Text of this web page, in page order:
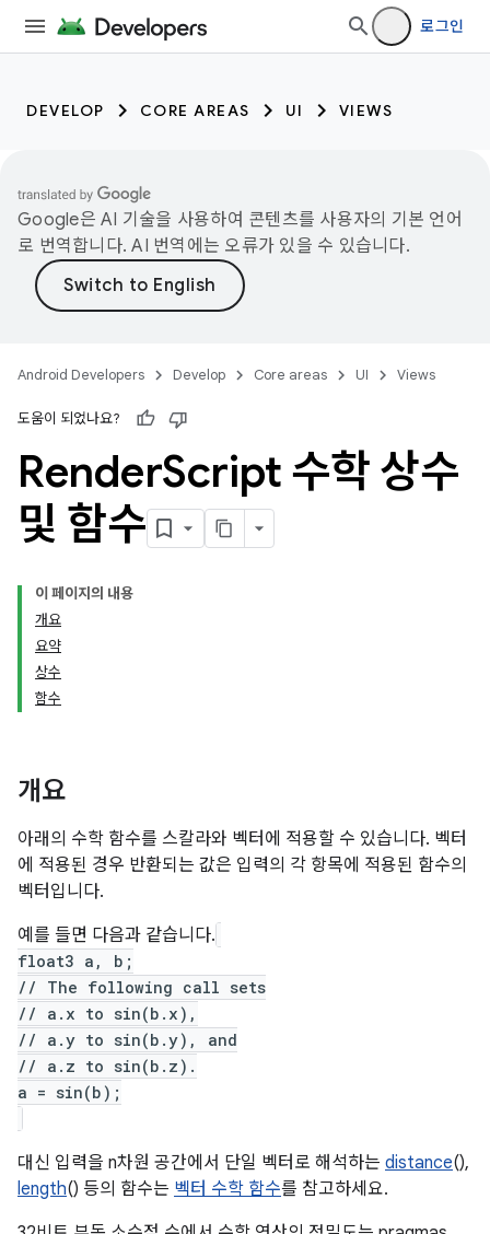
로그인
DEVELOP CORE AREAS UI VIEWS
Google은 AI 기술을 사용하여 콘텐츠를 사용자의 기본 언어
로 번역합니다. AI 번역에는 오류가 있을 수 있습니다.
Android Developers Develop Core areas UI Views
도움이 되었나요?
RenderScript 수학 상수
및 함수
이 페이지의 내용
개요
요약
상수
함수
개요
아래의 수학 함수를 스칼라와 벡터에 적용할 수 있습니다. 벡터
에 적용된 경우 반환되는 값은 입력의 각 항목에 적용된 함수의
벡터입니다.
예를 들면 다음과 같습니다.
float3 a, b;
// The following call sets
// a.x to sin(b.x),
// a.y to sin(b.y), and
// a.z to sin(b.z).
a = sin(b);
대신 입력을 n차원 공간에서 단일 벡터로 해석하는 distance(),
length() 등의 함수는 벡터 수학 함수를 참고하세요.